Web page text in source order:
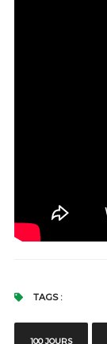
TAGS :
100 JOURS